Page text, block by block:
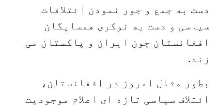
دست به جمع و جور نمودن ائتلافات
سیاسی و دست به نوکری همسایگان
افغانستان چون ایران و پاکستان می
زند.
بطور مثال امروز در افغانستان،
ائتلاف سیاسی تازه ای اعلام موجودیت